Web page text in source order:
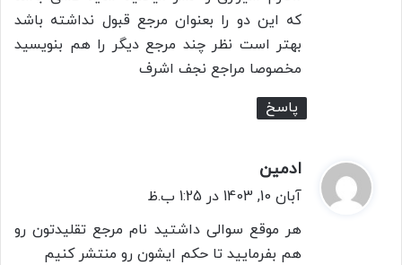
که این دو را بعنوان مرجع قبول نداشته باشد
بهتر است نظر چند مرجع دیگر را هم بنویسید
مخصوصا مراجع نجف اشرف
پاسخ
ادمین
:
آبان 10, 1403 در 1:25 ب.ظ
هر موقع سوالی داشتید نام مرجع تقلیدتون رو
هم بفرمایید تا حکم ایشون رو منتشر کنیم